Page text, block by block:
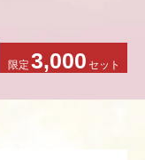
限定 3,000 セット